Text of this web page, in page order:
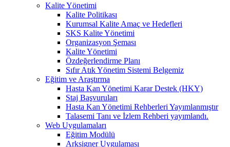
Kalite Yönetimi
Kalite Politikası
Kurumsal Kalite Amaç ve Hedefleri
SKS Kalite Yönetimi
Organizasyon Şeması
Kalite Yönetimi
Özdeğerlendirme Planı
Sıfır Atık Yönetim Sistemi Belgemiz
Eğitim ve Araştırma
Hasta Kan Yönetimi Karar Destek (HKY)
Staj Başvuruları
Hasta Kan Yönetimi Rehberleri Yayımlanmıştır
Talasemi Tanı ve İzlem Rehberi yayımlandı.
Web Uygulamaları
Eğitim Modülü
Arksigner Uygulaması